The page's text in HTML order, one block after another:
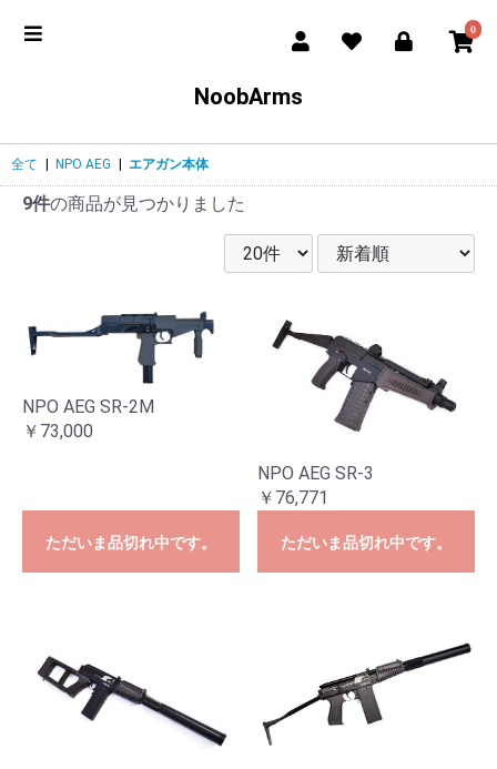
0
NoobArms
全て NPO AEG エアガン本体
9件の商品が見つかりました
NPO AEG SR-2M
￥73,000
ただいま品切れ中です。
NPO AEG SR-3
￥76,771
ただいま品切れ中です。